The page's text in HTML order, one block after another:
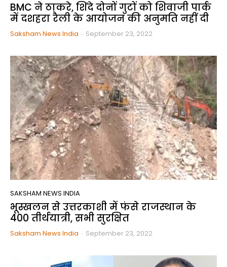
BMC ने ठाकरे, शिंदे दोनों गुटों को शिवाजी पार्क
में दशहरा रैली के आयोजन की अनुमति नहीं दी
Saksham News India - September 23, 2022
SAKSHAM NEWS INDIA
भूस्खलन से उत्तरकाशी में फंसे राजस्थान के
400 तीर्थयात्री, सभी सुरक्षित
Saksham News India - September 23, 2022